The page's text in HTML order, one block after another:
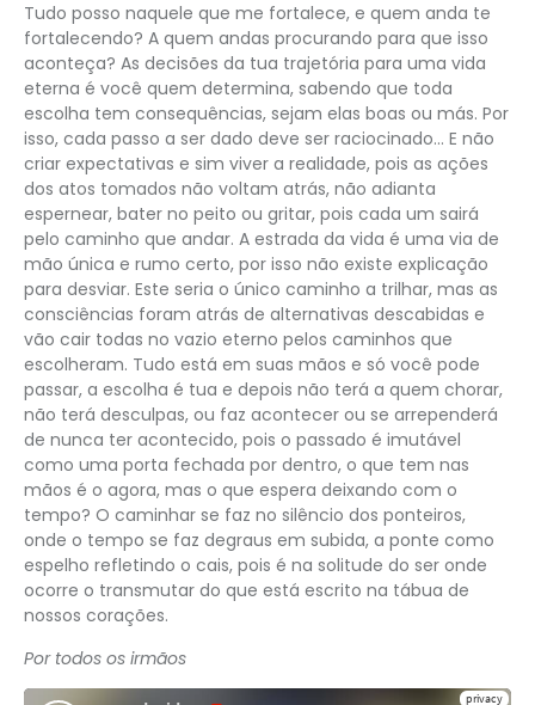
Tudo posso naquele que me fortalece, e quem anda te
fortalecendo? A quem andas procurando para que isso
aconteça? As decisões da tua trajetória para uma vida
eterna é você quem determina, sabendo que toda
escolha tem consequências, sejam elas boas ou más. Por
isso, cada passo a ser dado deve ser raciocinado… E não
criar expectativas e sim viver a realidade, pois as ações
dos atos tomados não voltam atrás, não adianta
espernear, bater no peito ou gritar, pois cada um sairá
pelo caminho que andar. A estrada da vida é uma via de
mão única e rumo certo, por isso não existe explicação
para desviar. Este seria o único caminho a trilhar, mas as
consciências foram atrás de alternativas descabidas e
vão cair todas no vazio eterno pelos caminhos que
escolheram. Tudo está em suas mãos e só você pode
passar, a escolha é tua e depois não terá a quem chorar,
não terá desculpas, ou faz acontecer ou se arrependerá
de nunca ter acontecido, pois o passado é imutável
como uma porta fechada por dentro, o que tem nas
mãos é o agora, mas o que espera deixando com o
tempo? O caminhar se faz no silêncio dos ponteiros,
onde o tempo se faz degraus em subida, a ponte como
espelho refletindo o cais, pois é na solitude do ser onde
ocorre o transmutar do que está escrito na tábua de
nossos corações.
Por todos os irmãos